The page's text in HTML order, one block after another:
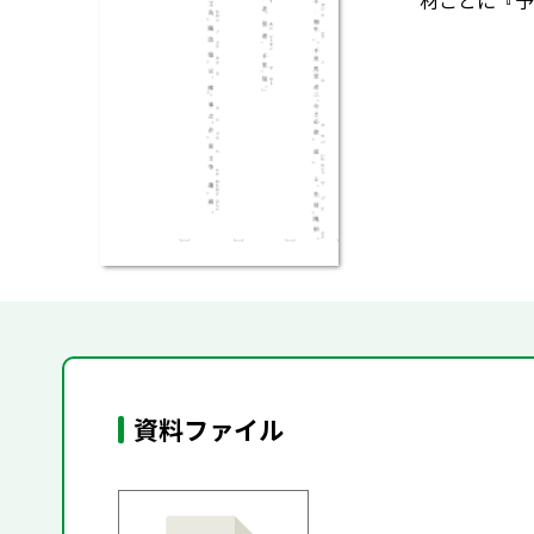
資料ファイル